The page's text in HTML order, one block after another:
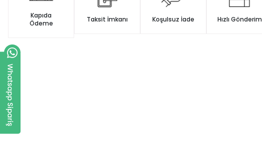
Kapıda
Ödeme
Taksit İmkanı Koşulsuz İade Hızlı Gönderim